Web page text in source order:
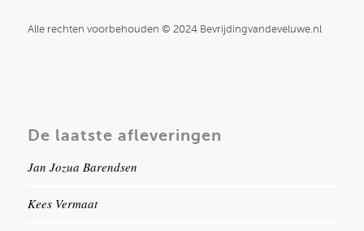
Alle rechten voorbehouden © 2024 Bevrijdingvandeveluwe.nl
De laatste afleveringen
Jan Jozua Barendsen
Kees Vermaat